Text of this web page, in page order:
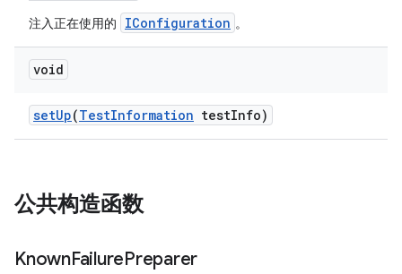
注入正在使用的 IConfiguration 。
void
setUp(TestInformation testInfo)
公共构造函数
KnownFailurePreparer